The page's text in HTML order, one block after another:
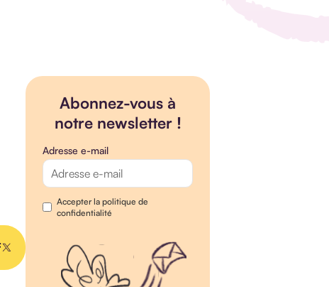
Abonnez-vous à
notre newsletter !
Adresse e-mail
Accepter la politique de
confidentialité